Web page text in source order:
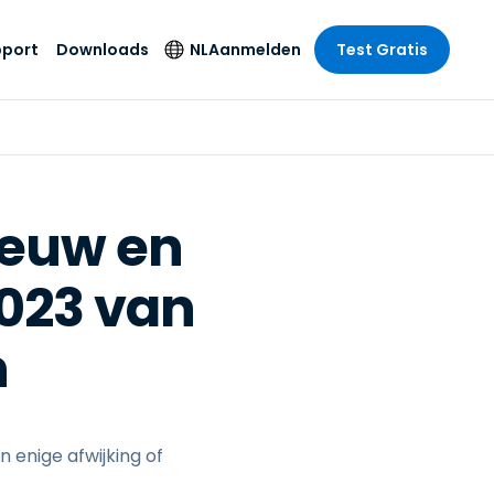
en
On-
-respons
Foxpass Wifi Access
& Control
Zero Trust Secure
Alle producten
Publieke
& Design
Downloads NL
Español
Français
Italiano
繁體中文
Aanmelden Test Gratis
en
van
enige afwijking of